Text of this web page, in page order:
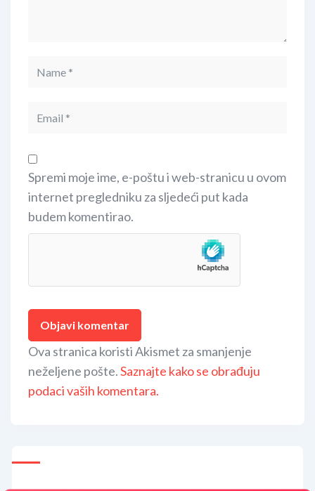
Spremi moje ime, e-poštu i web-stranicu u ovom
internet pregledniku za sljedeći put kada
budem komentirao.
Ova stranica koristi Akismet za smanjenje
neželjene pošte.Saznajte kako se obrađuju
podaci vaših komentara.